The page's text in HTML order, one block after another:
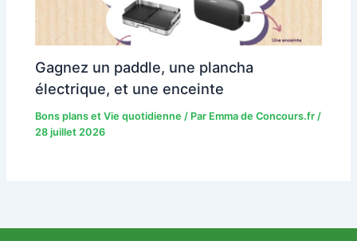
Gagnez un paddle, une plancha
électrique, et une enceinte
Bons plans et Vie quotidienne / Par Emma de Concours.fr/
28 juillet 2026